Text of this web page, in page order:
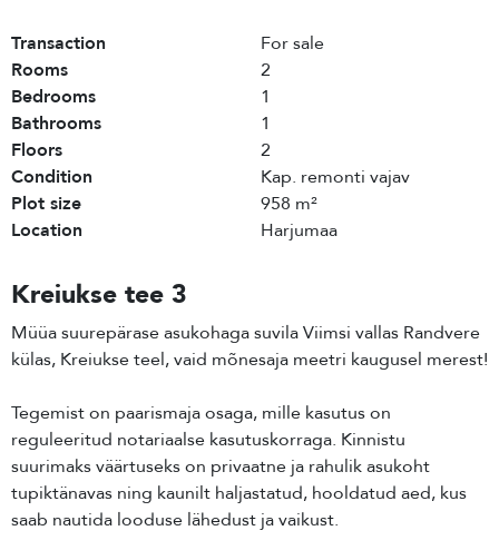
Transaction
For sale
Rooms
2
Bedrooms
1
Bathrooms
1
Floors
2
Condition
Kap. remonti vajav
Plot size
958 m²
Location
Harjumaa
Kreiukse tee 3
Müüa suurepärase asukohaga suvila Viimsi vallas Randvere
külas, Kreiukse teel, vaid mõnesaja meetri kaugusel merest!
Tegemist on paarismaja osaga, mille kasutus on
reguleeritud notariaalse kasutuskorraga. Kinnistu
suurimaks väärtuseks on privaatne ja rahulik asukoht
tupiktänavas ning kaunilt haljastatud, hooldatud aed, kus
saab nautida looduse lähedust ja vaikust.